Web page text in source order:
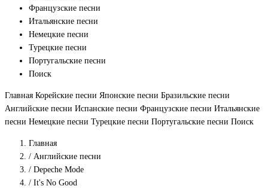
Французские песни
Итальянские песни
Немецкие песни
Турецкие песни
Португальские песни
Поиск
Главная Корейские песни Японские песни Бразильские песни
Английские песни Испанские песни Французские песни Итальянские
песни Немецкие песни Турецкие песни Португальские песни Поиск
Главная
/ Английские песни
/ Depeche Mode
/ It's No Good